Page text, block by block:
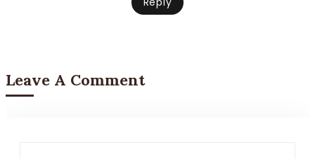
Leave A Comment